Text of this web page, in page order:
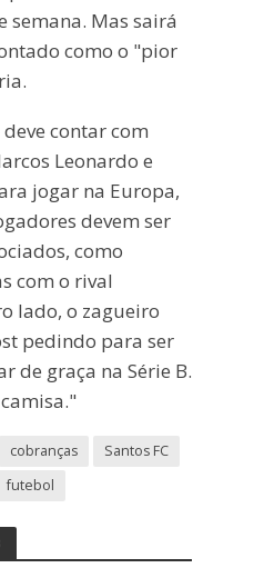
semana. Mas sairá
como o "pior
contar com
Leonardo e
jogar na Europa,
devem ser
como
com o rival
lado, o zagueiro
pedindo para ser
de graça na Série B.
cobranças
Santos FC
futebol